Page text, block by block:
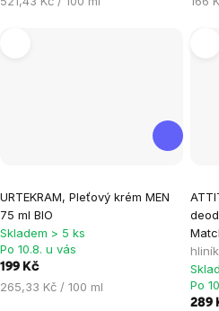
z
URTEKRAM, Pleťový krém MEN
75 ml BIO
Skladem > 5 ks
Po 10.8. u vás
199 Kč
Měrná
265,33 Kč / 100 ml
Po
289